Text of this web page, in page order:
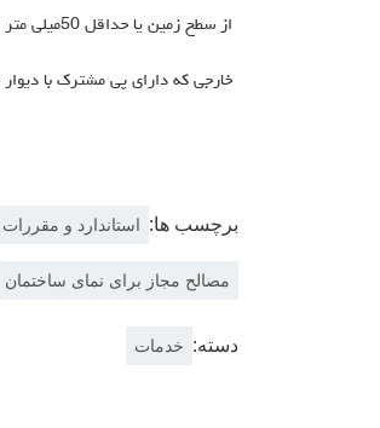
از سطح زمین یا حداقل 50میلی متر از نواحی داراي پوشش عایق رطوبتی 12یا میلی متر بالاي نواحی پیاده روي
خارجی که داراي پی مشترك با
برچسب ها: استاندارد و
مصالح مجاز برای نمای ساختمان
دسته: خدمات